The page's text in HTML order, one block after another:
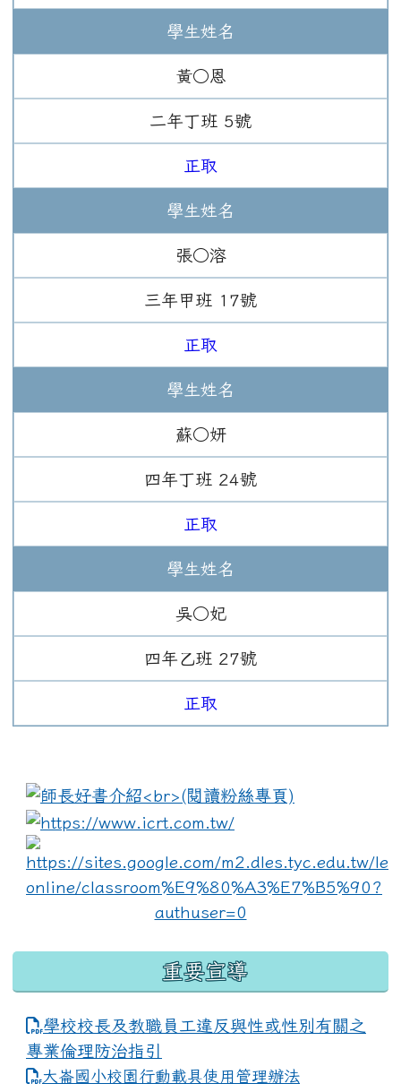
學生姓名
黃○恩
二年丁班 5號
正取
學生姓名
張○溶
三年 甲班 17號
正取
學生姓名
蘇○妍
四年丁班 24號
正取
學生姓名
吳○妃
四年 乙班 27號
正取
link to https://
重要宣導
學校校長及教職員工違反與性或性別有關之
專業倫理防治指引
大崙國小校園行動載具使用管理辦法